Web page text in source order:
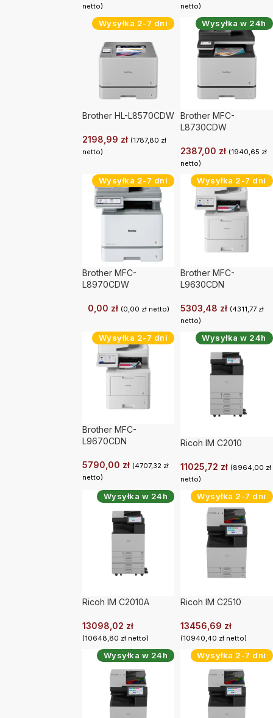
netto)
netto)
Wysyłka 2-7 dni
Brother HL-L8570CDW
2198,99 zł (1787,80 zł
netto)
Wysyłka w 24h
Brother MFC-
L8730CDW
2387,00 zł (1940,65 zł
netto)
Wysyłka 2-7 dni
Brother MFC-
L8970CDW
0,00 zł (0,00 złnetto)
Wysyłka 2-7 dni
Brother MFC-
L9630CDN
5303,48 zł (4311,77 zł
netto)
Wysyłka 2-7 dni
Brother MFC-
L9670CDN
5790,00 zł (4707,32 zł
netto)
Wysyłka w 24h
Ricoh IM C2010
11025,72 zł (8964,00 zł
netto)
Wysyłka w 24h
Ricoh IM C2010A
13098,02 zł
(10648,80 złnetto)
Wysyłka 2-7 dni
Ricoh IM C2510
13456,69 zł
(10940,40 zł netto)
Wysyłka w 24h Wysyłka 2-7 dni